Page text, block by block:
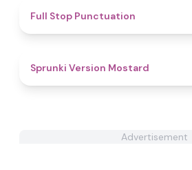
Full Stop Punctuation
Sprunki Version Mostard
Advertisement